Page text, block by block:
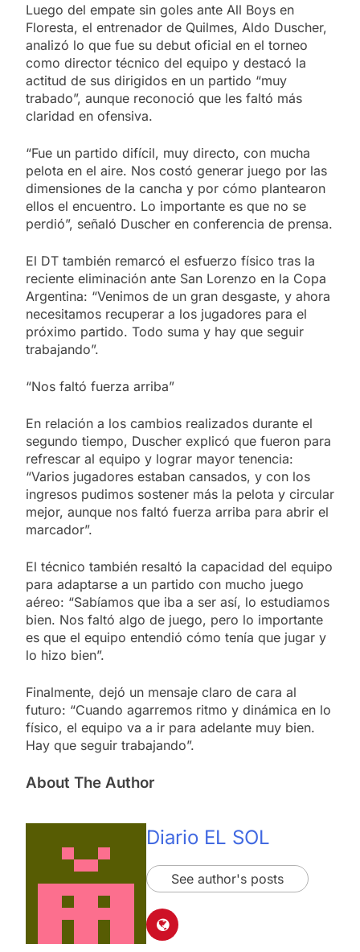
Luego del empate sin goles ante All Boys en
Floresta, el entrenador de Quilmes, Aldo Duscher,
analizó lo que fue su debut oficial en el torneo
como director técnico del equipo y destacó la
actitud de sus dirigidos en un partido “muy
trabado”, aunque reconoció que les faltó más
claridad en ofensiva.
“Fue un partido difícil, muy directo, con mucha
pelota en el aire. Nos costó generar juego por las
dimensiones de la cancha y por cómo plantearon
ellos el encuentro. Lo importante es que no se
perdió”, señaló Duscher en conferencia de prensa.
El DT también remarcó el esfuerzo físico tras la
reciente eliminación ante San Lorenzo en la Copa
Argentina: “Venimos de un gran desgaste, y ahora
necesitamos recuperar a los jugadores para el
próximo partido. Todo suma y hay que seguir
trabajando”.
“Nos faltó fuerza arriba”
En relación a los cambios realizados durante el
segundo tiempo, Duscher explicó que fueron para
refrescar al equipo y lograr mayor tenencia:
“Varios jugadores estaban cansados, y con los
ingresos pudimos sostener más la pelota y circular
mejor, aunque nos faltó fuerza arriba para abrir el
marcador”.
El técnico también resaltó la capacidad del equipo
para adaptarse a un partido con mucho juego
aéreo: “Sabíamos que iba a ser así, lo estudiamos
bien. Nos faltó algo de juego, pero lo importante
es que el equipo entendió cómo tenía que jugar y
lo hizo bien”.
Finalmente, dejó un mensaje claro de cara al
futuro: “Cuando agarremos ritmo y dinámica en lo
físico, el equipo va a ir para adelante muy bien.
Hay que seguir trabajando”.
About The Author
Diario EL SOL
See author's posts